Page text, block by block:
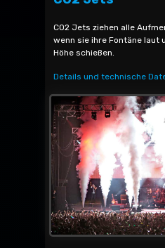
CO2 Jets ziehen alle
wenn sie ihre Fontäne laut
Höhe schießen.
Details und technische